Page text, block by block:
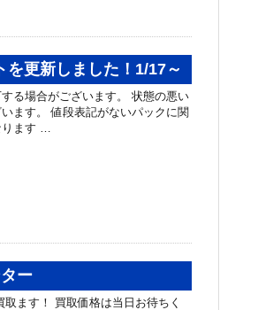
更新しました！1/17～
る場合がございます。 状態の悪い
ます。 値段表記がないパックに関
ます …
ー
ます！ 買取価格は当日お待ちく